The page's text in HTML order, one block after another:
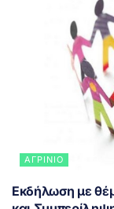
ΑΓΡΊΝΙΟ
Εκδήλωση με